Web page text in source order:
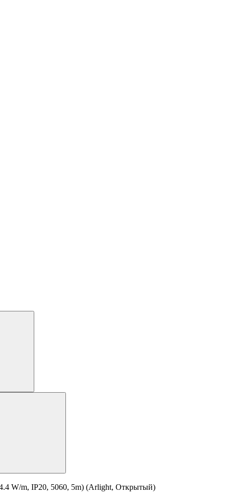
W/m, IP20, 5060, 5m) (Arlight, Открытый)